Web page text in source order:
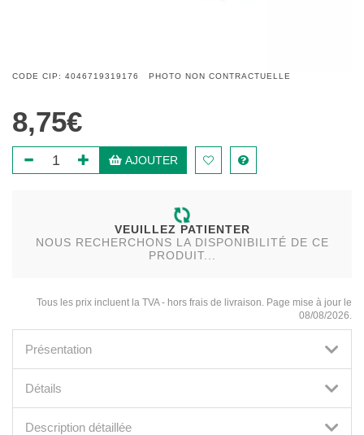
CODE CIP: 4046719319176 PHOTO NON CONTRACTUELLE
8,75€
AJOUTER
VEUILLEZ PATIENTER
NOUS RECHERCHONS LA DISPONIBILITÉ DE CE
PRODUIT...
Tous les prix incluent la TVA - hors frais de livraison. Page mise à jour le
08/08/2026.
Présentation
Détails
Description détaillée